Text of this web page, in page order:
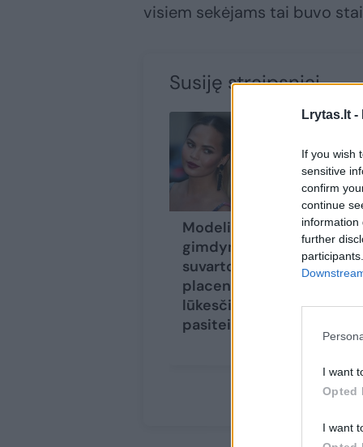
Lrytas.lt -
If you wish
sensitive
confirm
continue
information
further
I want
Opted
I want
visiem sekėjams tai buvo
Susiję straipsniai
Modelis po
gimdymo
suvartojo savo
placentą:
lūkesčiai
pasiteisino